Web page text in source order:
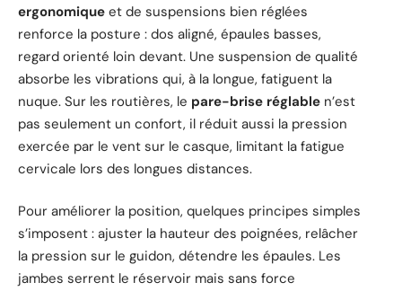
ergonomique et de suspensions bien réglées
renforce la posture : dos aligné, épaules basses,
regard orienté loin devant. Une suspension de qualité
absorbe les vibrations qui, à la longue, fatiguent la
nuque. Sur les routières, le pare-brise réglable n’est
pas seulement un confort, il réduit aussi la pression
exercée par le vent sur le casque, limitant la fatigue
cervicale lors des longues distances.
Pour améliorer la position, quelques principes simples
s’imposent : ajuster la hauteur des poignées, relâcher
la pression sur le guidon, détendre les épaules. Les
jambes serrent le réservoir mais sans force